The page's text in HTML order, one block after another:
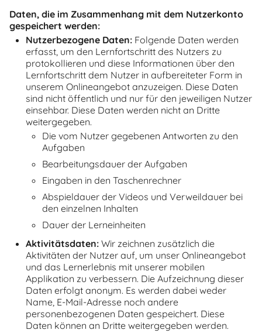
Daten, die im Zusammenhang mit dem Nutzerkonto
gespeichert werden:
Nutzerbezogene Daten: Folgende Daten werden
erfasst, um den Lernfortschritt des Nutzers zu
protokollieren und diese Informationen über den
Lernfortschritt dem Nutzer in aufbereiteter Form in
unserem Onlineangebot anzuzeigen. Diese Daten
sind nicht öffentlich und nur für den jeweiligen Nutzer
einsehbar. Diese Daten werden nicht an Dritte
weitergegeben.
Die vom Nutzer gegebenen Antworten zu den
Aufgaben
Bearbeitungsdauer der Aufgaben
Eingaben in den Taschenrechner
Abspieldauer der Videos und Verweildauer bei
den einzelnen Inhalten
Dauer der Lerneinheiten
Aktivitätsdaten: Wir zeichnen zusätzlich die
Aktivitäten der Nutzer auf, um unser Onlineangebot
und das Lernerlebnis mit unserer mobilen
Applikation zu verbessern. Die Aufzeichnung dieser
Daten erfolgt anonym. Es werden dabei weder
Name, E-Mail-Adresse noch andere
personenbezogenen Daten gespeichert. Diese
Daten können an Dritte weitergegeben werden.